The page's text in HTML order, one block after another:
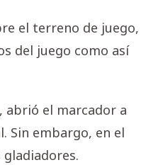
el terreno de juego,
del juego como así
abrió el marcador a
Sin embargo, en el